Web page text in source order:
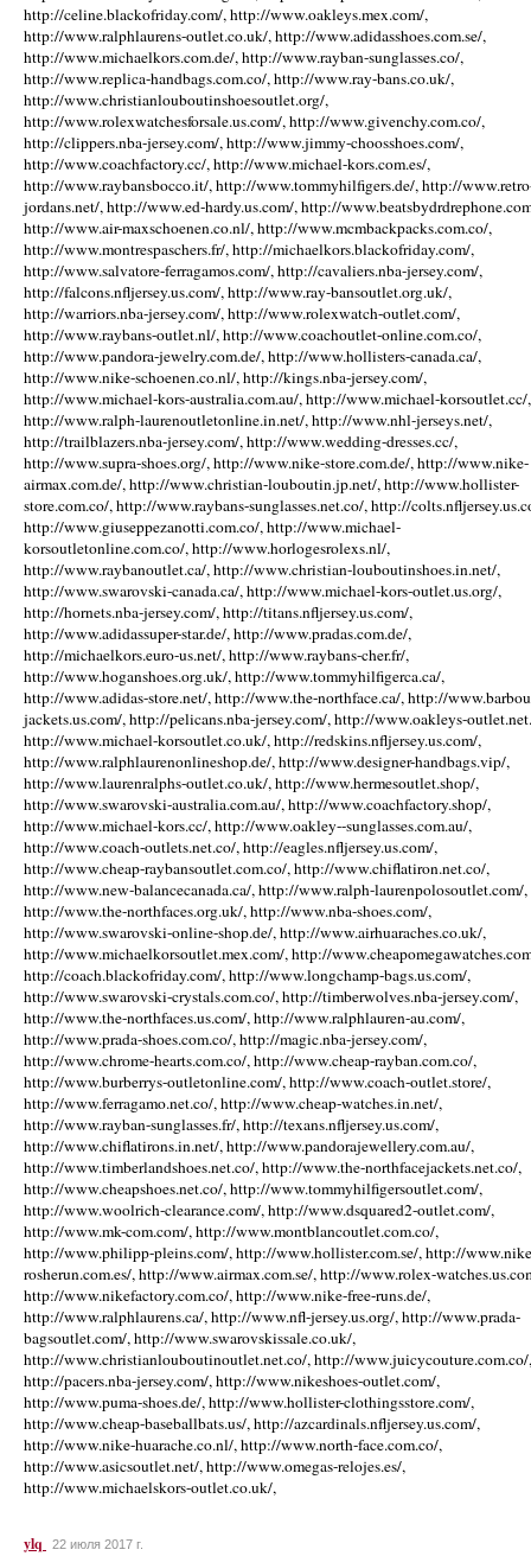
http://celine.blackofriday.com/, http://www.oakleys.mex.com/,
http://www.ralphlaurens-outlet.co.uk/, http://www.adidasshoes.com.se/,
http://www.michaelkors.com.de/, http://www.rayban-sunglasses.co/,
http://www.replica-handbags.com.co/, http://www.ray-bans.co.uk/,
http://www.christianlouboutinshoesoutlet.org/,
http://www.rolexwatchesforsale.us.com/, http://www.givenchy.com.co/,
http://clippers.nba-jersey.com/, http://www.jimmy-choosshoes.com/,
http://www.coachfactory.cc/, http://www.michael-kors.com.es/,
http://www.raybansbocco.it/, http://www.tommyhilfigers.de/, http://
jordans.net/, http://www.ed-hardy.us.com/, http://
http://www.air-maxschoenen.co.nl/, http://www.mcmbackpacks.com.co/,
http://www.montrespaschers.fr/, http://michaelkors.blackofriday.com/,
http://www.salvatore-ferragamos.com/, http://cavaliers.nba-jersey.com/,
http://falcons.nfljersey.us.com/, http://www.ray-bansoutlet.org.uk/,
http://warriors.nba-jersey.com/, http://www.rolexwatch-outlet.com/,
http://www.raybans-outlet.nl/, http://www.coachoutlet-online.com.co/,
http://www.pandora-jewelry.com.de/, http://www.hollisters-canada.ca/,
http://www.nike-schoenen.co.nl/, http://kings.nba-jersey.com/,
http://www.michael-kors-australia.com.au/, http://www.michael-korsoutlet.cc/,
http://www.ralph-laurenoutletonline.in.net/, http://www.nhl-jerseys.net/,
http://trailblazers.nba-jersey.com/, http://www.wedding-dresses.cc/,
http://www.supra-shoes.org/, http://www.nike-store.com.de/, http://www.nike-
airmax.com.de/, http://www.christian-louboutin.jp.net/, http://www.hollister-
store.com.co/, http://www.raybans-sunglasses.net.co/, http://
http://www.giuseppezanotti.com.co/, http://www.michael-
korsoutletonline.com.co/, http://www.horlogesrolexs.nl/,
http://www.raybanoutlet.ca/, http://www.christian-louboutinshoes.in.net/,
http://www.swarovski-canada.ca/, http://www.michael-kors-outlet.us.org/,
http://hornets.nba-jersey.com/, http://titans.nfljersey.us.com/,
http://www.adidassuper-star.de/, http://www.pradas.com.de/,
http://michaelkors.euro-us.net/, http://www.raybans-cher.fr/,
http://www.hoganshoes.org.uk/, http://www.tommyhilfigerca.ca/,
http://www.adidas-store.net/, http://www.the-northface.ca/, http://
jackets.us.com/, http://pelicans.nba-jersey.com/, http://www.oakleys-
http://www.michael-korsoutlet.co.uk/, http://redskins.nfljersey.us.com/,
http://www.ralphlaurenonlineshop.de/, http://www.designer-handbags.vip/,
http://www.laurenralphs-outlet.co.uk/, http://www.hermesoutlet.shop/,
http://www.swarovski-australia.com.au/, http://www.coachfactory.shop/,
http://www.michael-kors.cc/, http://www.oakley--sunglasses.com.au/,
http://www.coach-outlets.net.co/, http://eagles.nfljersey.us.com/,
http://www.cheap-raybansoutlet.com.co/, http://www.chiflatiron.net.co/,
http://www.new-balancecanada.ca/, http://www.ralph-laurenpolosoutlet.com/,
http://www.the-northfaces.org.uk/, http://www.nba-shoes.com/,
http://www.swarovski-online-shop.de/, http://www.airhuaraches.co.uk/,
http://www.michaelkorsoutlet.mex.com/, http://
http://coach.blackofriday.com/, http://www.longchamp-bags.us.com/,
http://www.swarovski-crystals.com.co/, http://timberwolves.nba-jersey.com/,
http://www.the-northfaces.us.com/, http://www.ralphlauren-au.com/,
http://www.prada-shoes.com.co/, http://magic.nba-jersey.com/,
http://www.chrome-hearts.com.co/, http://www.cheap-rayban.com.co/,
http://www.burberrys-outletonline.com/, http://www.coach-outlet.store/,
http://www.ferragamo.net.co/, http://www.cheap-watches.in.net/,
http://www.rayban-sunglasses.fr/, http://texans.nfljersey.us.com/,
http://www.chiflatirons.in.net/, http://www.pandorajewellery.com.au/,
http://www.timberlandshoes.net.co/, http://www.the-northfacejackets.net.co/,
http://www.cheapshoes.net.co/, http://www.tommyhilfigersoutlet.com/,
http://www.woolrich-clearance.com/, http://www.dsquared2-outlet.com/,
http://www.mk-com.com/, http://www.montblancoutlet.com.co/,
http://www.philipp-pleins.com/, http://www.hollister.com.se/, http://
rosherun.com.es/, http://www.airmax.com.se/, http://www.rolex-
http://www.nikefactory.com.co/, http://www.nike-free-runs.de/,
http://www.ralphlaurens.ca/, http://www.nfl-jersey.us.org/, http://www.prada-
bagsoutlet.com/, http://www.swarovskissale.co.uk/,
http://www.christianlouboutinoutlet.net.co/, http://www.juicycouture.com.co/,
http://pacers.nba-jersey.com/, http://www.nikeshoes-outlet.com/,
http://www.puma-shoes.de/, http://www.hollister-clothingsstore.com/,
http://www.cheap-baseballbats.us/, http://azcardinals.nfljersey.us.com/,
http://www.nike-huarache.co.nl/, http://www.north-face.com.co/,
http://www.asicsoutlet.net/, http://www.omegas-relojes.es/,
http://www.michaelskors-outlet.co.uk/,
ylq 22 июля 2017 г.